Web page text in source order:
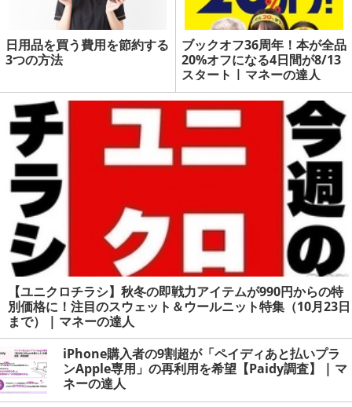
日用品を買う費用を節約する
3つの方法
ブックオフ36周年！本が全品
20%オフになる4日間が8/13
スタート | マネーの達人
【ユニクロチラシ】秋冬の即戦力アイテムが990円からの特
別価格に！注目のスウェット＆ウールニット特集（10月23日
まで） | マネーの達人
iPhone購入者の9割超が「ペイディあと払いプラ
ンApple専用」の再利用を希望【Paidy調査】 | マ
ネーの達人